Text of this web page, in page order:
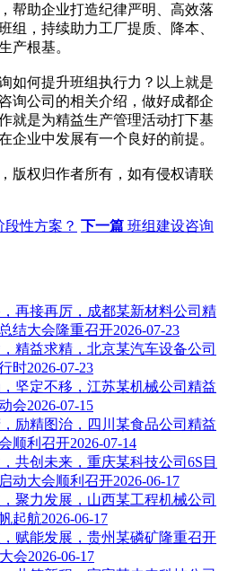
帮助企业打造纪律严明、高效落
组，持续助力工厂提质、降本、
产根基。
何提升班组执行力？以上就是
询公司的相关介绍，做好成都企
就是为精益生产管理活动打下基
企业中发展有一个良好的前提。
权归作者所有，如有侵权请联
性方案？ 下一篇 班组建设咨询
再接再厉，成都某新材料公司精
结大会隆重召开2026-07-23
精益求精，北京某汽车设备公司
时2026-07-23
坚定不移，江苏某机械公司精益
会2026-07-15
励精图治，四川某食品公司精益
顺利召开2026-07-14
共创未来，重庆某科技公司6S目
动大会顺利召开2026-06-17
聚力发展，山西某工程机械公司
起航2026-06-17
赋能发展，贵州某磷矿隆重召开
会2026-06-17